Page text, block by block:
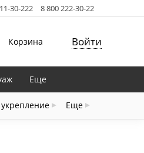
30-222 8 800 222-30-22
Корзина Войти
Еще
Еще